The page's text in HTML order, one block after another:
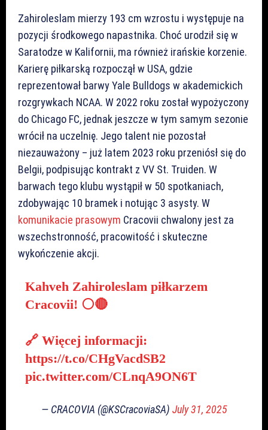
Zahiroleslam mierzy 193 cm wzrostu i występuje na
pozycji środkowego napastnika. Choć urodził się w
Saratodze w Kalifornii, ma również irańskie korzenie.
Karierę piłkarską rozpoczął w USA, gdzie
reprezentował barwy Yale Bulldogs w akademickich
rozgrywkach NCAA. W 2022 roku został wypożyczony
do Chicago FC, jednak jeszcze w tym samym sezonie
wrócił na uczelnię. Jego talent nie pozostał
niezauważony – już latem 2023 roku przeniósł się do
Belgii, podpisując kontrakt z VV St. Truiden. W
barwach tego klubu wystąpił w 50 spotkaniach,
zdobywając 10 bramek i notując 3 asysty. W
komunikacie prasowym Cracovii chwalony jest za
wszechstronność, pracowitość i skuteczne
wykończenie akcji.
Kahveh Zahiroleslam piłkarzem
Cracovii! ⚪️🔴
🔗 Więcej informacji:
https://t.co/CHgVacdSB2
pic.twitter.com/CLnqA9ON6T
— CRACOVIA (@KSCracoviaSA) July 31, 2025